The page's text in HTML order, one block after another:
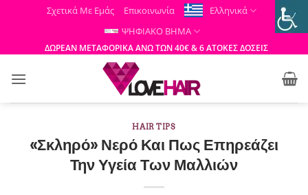
Μετάβαση
περιεχόμενο
Σχετικά Με Εμάς Επικοινωνία
Ελληνικά
ΨΗΦΙΑΚΟ ΒΗΜΑ
ΔΩΡΕΑΝ ΜΕΤΑΦΟΡΙΚΑ ΑΝΩ ΤΩΝ 40€ & 6 ΑΤΟΚΕΣ ΔΟΣΕΙΣ
HAIR TIPS
«Σκληρό» Νερό Και Πως Επηρεάζει
Την Υγεία Των Μαλλιών